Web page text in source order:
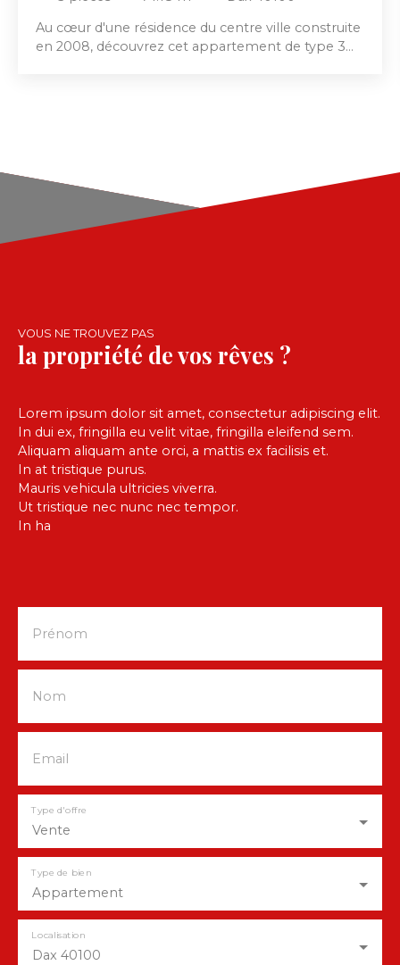
Au cœur d'une résidence du centre ville construite
en 2008, découvrez cet appartement de type 3
nuit distribue deux lumineuses chambres, salle de
bains et un WC indépendant. En terme de
prestations, il coche de nombreuses cases
appréciées : climatisation réversible, place de
VOUS NE TROUVEZ PAS
la propriété de vos rêves ?
Lorem ipsum dolor sit amet, consectetur adipiscing elit.
In dui ex, fringilla eu velit vitae, fringilla eleifend sem.
Aliquam aliquam ante orci, a mattis ex facilisis et.
In at tristique purus.
Mauris vehicula ultricies viverra.
Ut tristique nec nunc nec tempor.
In ha
Prénom
Nom
Email
Vente
Type d'offre
Appartement
Type de bien
Dax 40100
Localisation